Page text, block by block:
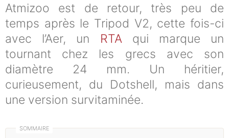
Atmizoo est de retour, très peu de
temps après le Tripod V2, cette fois-ci
avec l’Aer, un RTAqui marque un
tournant chez les grecs avec son
diamètre 24 mm. Un héritier,
curieusement, du Dotshell, mais dans
une version survitaminée.